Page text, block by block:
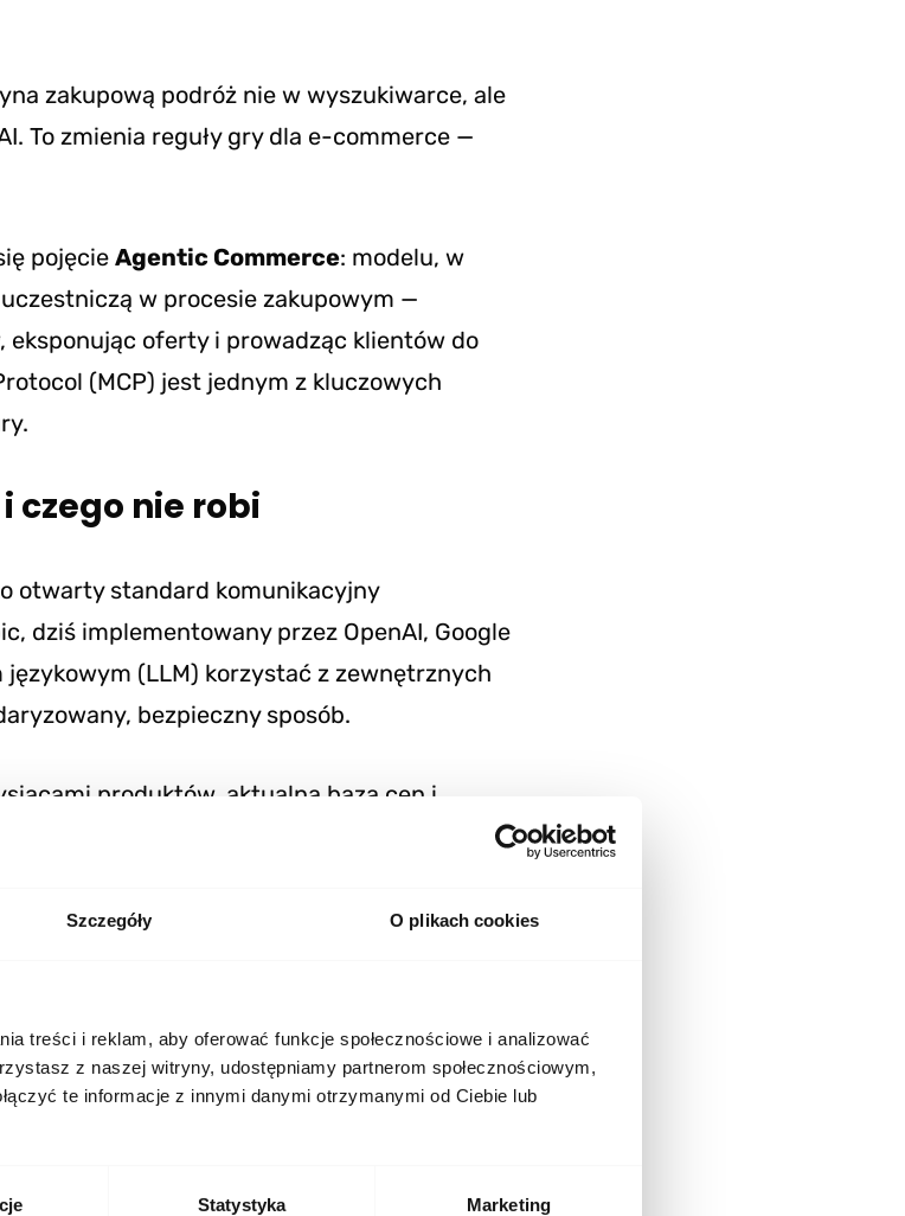
Szczegóły O plikach cookies
treści i reklam, aby oferować funkcje społecznościowe i analizować
z naszej witryny, udostępniamy partnerom społecznościowym,
te informacje z innymi danymi otrzymanymi od Ciebie lub
Statystyka Marketing
zakupową podróż nie w wyszukiwarce, ale
To zmienia reguły gry dla e-commerce —
pojęcie Agentic Commerce: modelu, w
w procesie zakupowym —
eksponując oferty i prowadząc klientów do
(MCP) jest jednym z kluczowych
czego nie robi
otwarty standard komunikacyjny
dziś implementowany przez OpenAI, Google
językowym (LLM) korzystać z zewnętrznych
bezpieczny sposób.
produktów, aktualną bazą cen i
aktualnej odpowiedzi.
zaczną polecać Twoje produkty. To standard
widoczności. Wartość pojawia się w
ekosystemu, który aktywnie